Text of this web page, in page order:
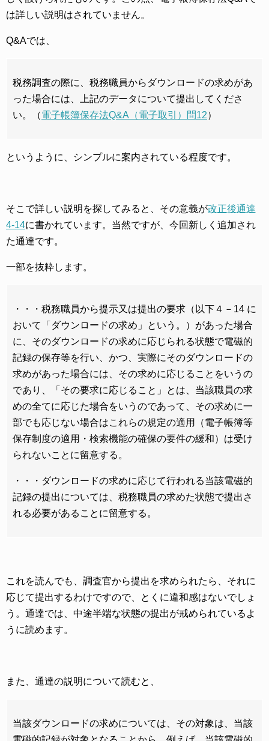
は詳しい説明はされていません。
Q&Aでは、
税務調査の際に、税務職員からダウンロードの求めがあ
った場合には、上記のデータについて提出してくださ
い。（電子帳簿保存法Q&A（電子取引）問12）
というように、シンプルに案内されている程度です。
そこで詳しい説明を探してみると、その意義が改正後通達
4-14に書かれています。当然ですが、今回新しく追加され
た通達です。
一部を抜粋します。
・・・税務職員から提示又は提出の要求（以下４－14 に
おいて「ダウンロードの求め」という。）があった場合
に、そのダウンロードの求めに応じられる状態で電磁的
記録の保存等を行い、かつ、実際にそのダウンロードの
求めがあった場合には、その求めに応じることをいうの
であり、「その要求に応じること」とは、当該職員の求
めの全てに応じた場合をいうのであって、その求めに一
部でも応じない場合はこれらの規定の適用（電子帳簿等
保存制度の適用・検索機能の確保の要件の緩和）は受け
られないことに留意する。
・・・ダウンロードの求めに応じて行われる当該電磁的
記録の提出については、税務職員の求めた状態で提出さ
れる必要があることに留意する。
これを読んでも、調査官から提出を求められたら、それに
応じて提出するわけですので、とくに違和感はないでしょ
う。通達では、中途半端な状態の提出が戒められているよ
うに読めます。
また、通達の説明について読むと、
当該ダウンロードの求めについては、その対象は、当該